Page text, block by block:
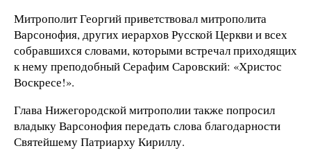
Митрополит Георгий приветствовал митрополита
Варсонофия, других иерархов Русской Церкви и всех
собравшихся словами, которыми встречал приходящих
к нему преподобный Серафим Саровский: «Христос
Воскресе!».
Глава Нижегородской митрополии также попросил
владыку Варсонофия передать слова благодарности
Святейшему Патриарху Кириллу.